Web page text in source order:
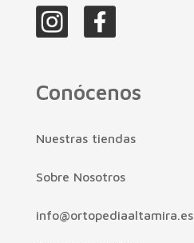
Conócenos
Nuestras tiendas
Sobre Nosotros
info@ortopediaaltamira.es